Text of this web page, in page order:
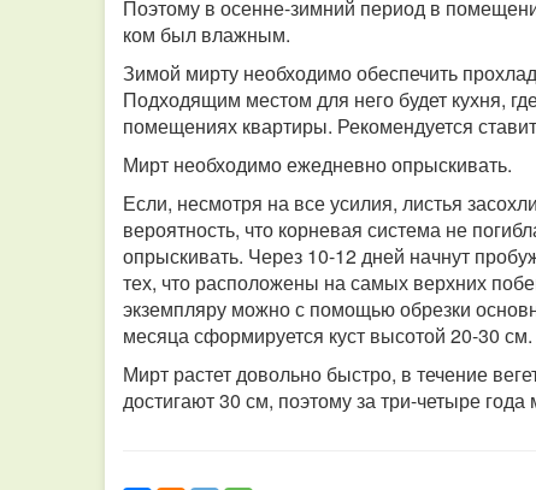
Поэтому в осенне-зимний период в
ком был влажным.
Зимой мирту необходимо обеспечить
Подходящим местом для него будет кухня,
помещениях квартиры. Рекомендуется
Мирт необходимо ежедневно опрыскивать.
Если, несмотря на все усилия, листья
вероятность, что корневая система не
опрыскивать. Через 10-12 дней начнут
тех, что расположены на самых верхних
экземпляру можно с помощью обрезки
месяца сформируется куст высотой 20-30 см.
Мирт растет довольно быстро, в течение
достигают 30 см, поэтому за три-четыре